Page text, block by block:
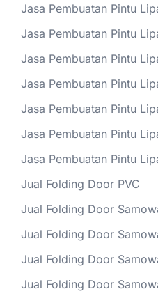
Jasa Pembuatan Pintu
Jasa Pembuatan Pintu
Jasa Pembuatan Pintu
Jasa Pembuatan Pintu
Jasa Pembuatan Pintu
Jasa Pembuatan Pintu
Jasa Pembuatan Pintu
Jual Folding Door PVC
Jual Folding Door
Jual Folding Door
Jual Folding Door
Jual Folding Door